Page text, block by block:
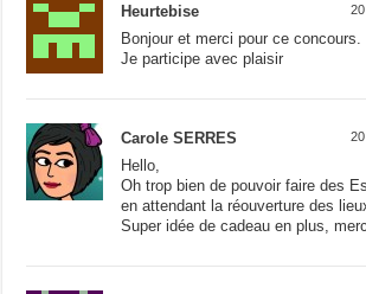
Heurtebise
Bonjour et merci pour ce concours.
Je participe avec plaisir
Carole SERRES
Hello,
Oh trop bien de pouvoir faire des
en attendant la réouverture des
Super idée de cadeau en plus,